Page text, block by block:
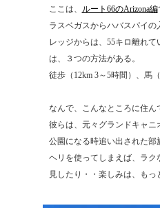
ここは、 ルート66のArizona編
ラスベガスからハバスパイの
レッジからは、55キロ離れ
は、３つの方法がある。
徒歩（12km 3～5時間）、馬
なんで、こんなところに住ん
彼らは、元々グランドキャ
公園になる時追い出された部
ヘリを使ってしまえば、ラ
見したり・・楽しみは、もっ